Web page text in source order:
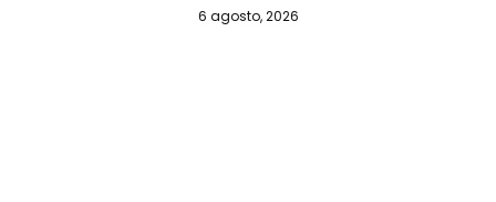
6 agosto, 2026